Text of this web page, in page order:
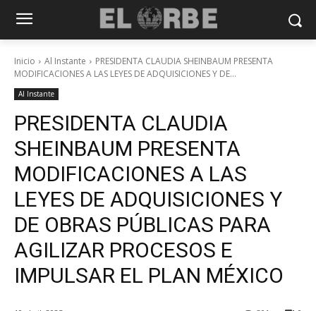
Inicio Al Instante
PRESIDENTA CLAUDIA SHEINBAUM PRESENTA
MODIFICACIONES A LAS LEYES DE ADQUISICIONES Y DE...
Al Instante
PRESIDENTA CLAUDIA
SHEINBAUM PRESENTA
MODIFICACIONES A LAS
LEYES DE ADQUISICIONES Y
DE OBRAS PÚBLICAS PARA
AGILIZAR PROCESOS E
IMPULSAR EL PLAN MÉXICO